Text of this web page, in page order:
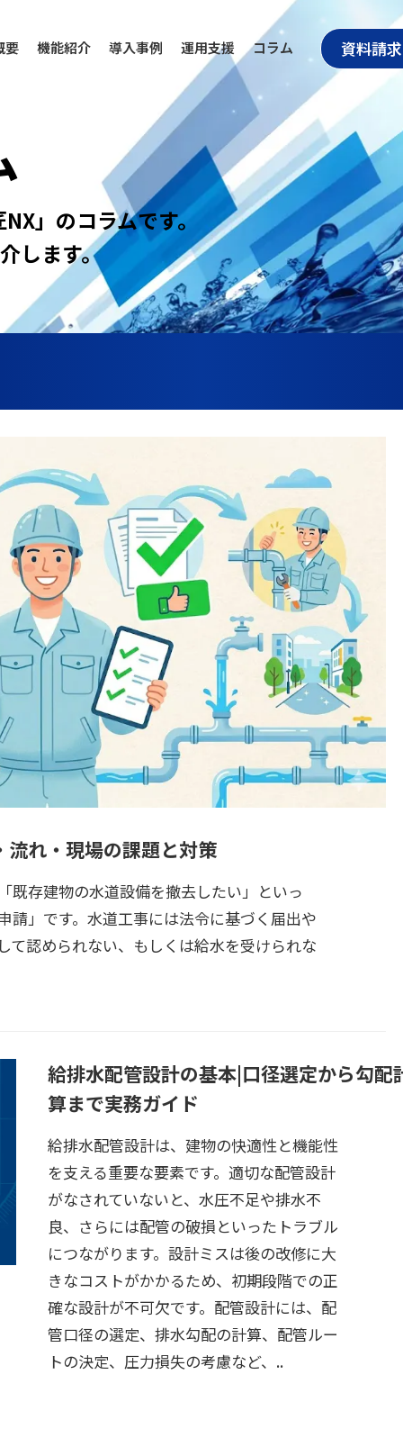
要 機能紹介 導入事例 運用支援 コラム 資料請求
」のコラムです。
します。
れ・現場の課題と対策
既存建物の水道設備を撤去したい」といっ
請」です。水道工事には法令に基づく届出や
て認められない、もしくは給水を受けられな
給排水配管設計の基本|口径選定から勾配
算まで実務ガイド
給排水配管設計は、建物の快適性と機能性
を支える重要な要素です。適切な配管設計
がなされていないと、水圧不足や排水不
良、さらには配管の破損といったトラブル
につながります。設計ミスは後の改修に大
きなコストがかかるため、初期段階での正
確な設計が不可欠です。配管設計には、配
管口径の選定、排水勾配の計算、配管ルー
トの決定、圧力損失の考慮など、..